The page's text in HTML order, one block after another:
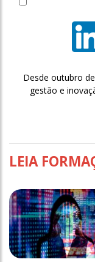
Desde outubro
gestão e
LEIA